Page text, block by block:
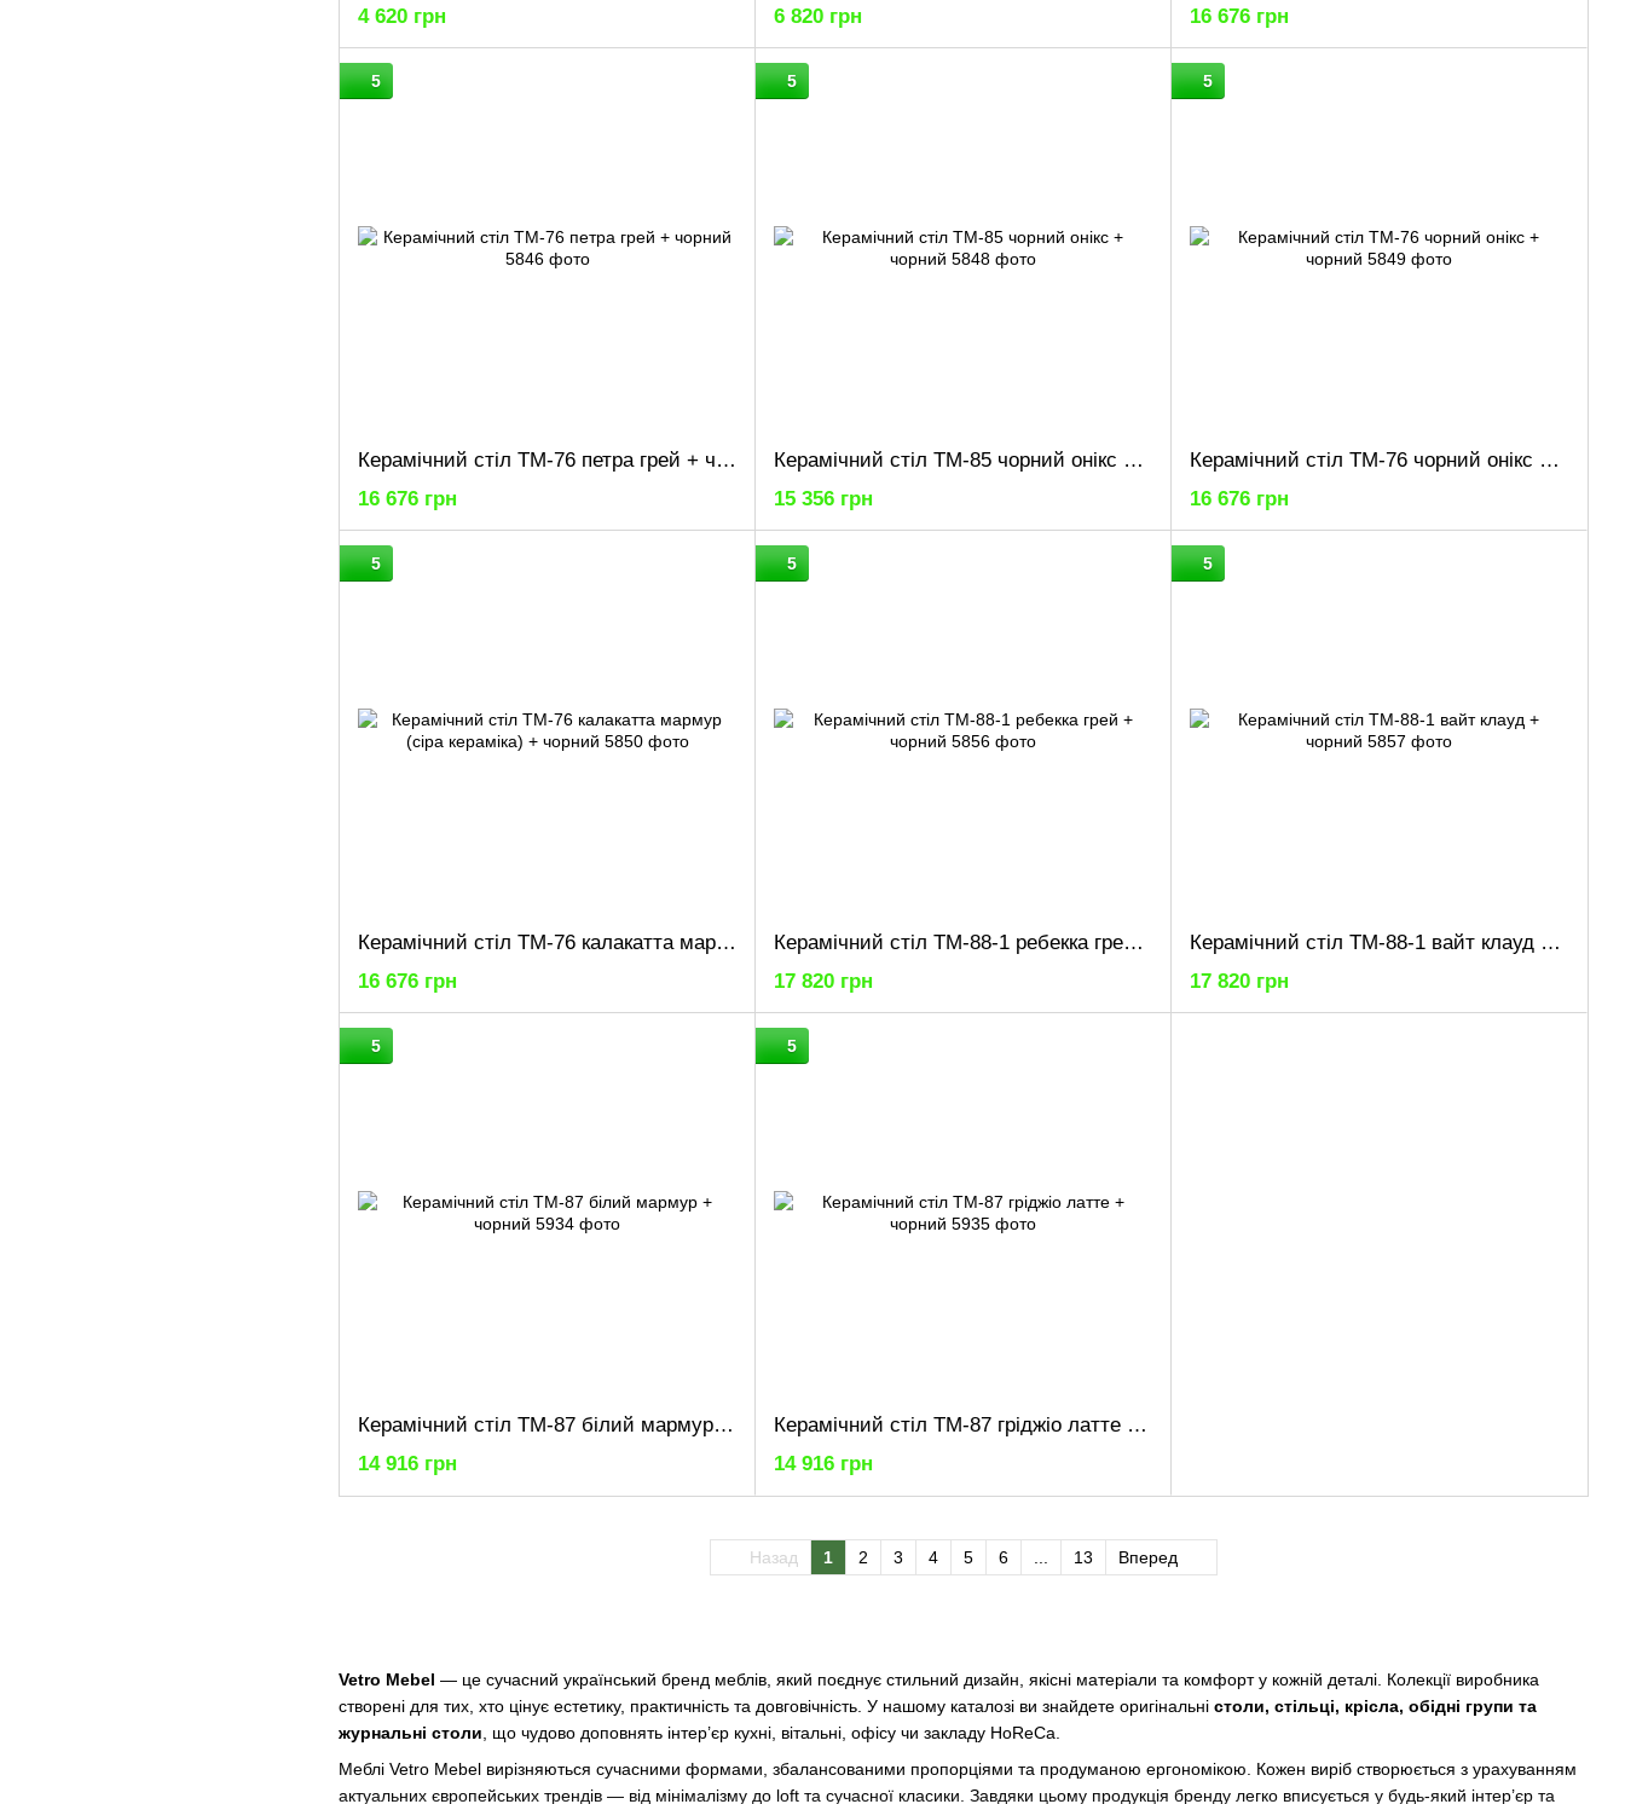
Vetro Mebel — це сучасний український бренд меблів, який поєднує стильний дизайн, якісні матеріали та комфорт у кожній деталі. Колекції виробника
створені для тих, хто цінує естетику, практичність та довговічність. У нашому каталозі ви знайдете оригінальні столи, стільці, крісла, обідні групи та
журнальні столи , що чудово доповнять інтер’єр кухні, вітальні, офісу чи закладу HoReCa.
Меблі Vetro Mebel вирізняються сучасними формами, збалансованими пропорціями та продуманою ергономікою. Кожен виріб створюється з урахуванням
актуальних європейських трендів — від мінімалізму до loft та сучасної класики. Завдяки цьому продукція бренду легко вписується у будь-який інтер’єр та
4 620 грн
6 820 грн
16 676 грн
5
Керамічний стіл TM-76 петра грей + чорний
16 676 грн
5
Керамічний стіл TM-85 чорний онікс + чорний
15 356 грн
5
Керамічний стіл TM-76 чорний онікс + чорний
16 676 грн
5
Керамічний стіл TM-76 калакатта мармур (сіра кераміка) + чорний
16 676 грн
5
Керамічний стіл TM-88-1 ребекка грей + чорний
17 820 грн
5
Керамічний стіл TM-88-1 вайт клауд + чорний
17 820 грн
5
Керамічний стіл TM-87 білий мармур + чорний
14 916 грн
5
Керамічний стіл TM-87 гріджіо латте + чорний
14 916 грн
Назад 1 2 3 4 5 6 13 Вперед